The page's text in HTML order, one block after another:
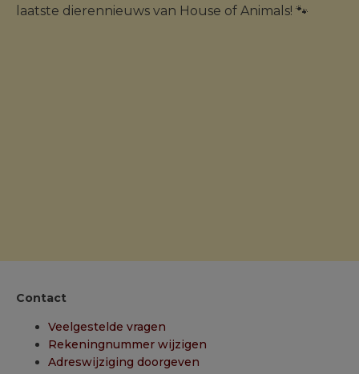
laatste dierennieuws van House of Animals! 🐾
Contact
Veelgestelde vragen
Rekeningnummer wijzigen
Adreswijziging doorgeven